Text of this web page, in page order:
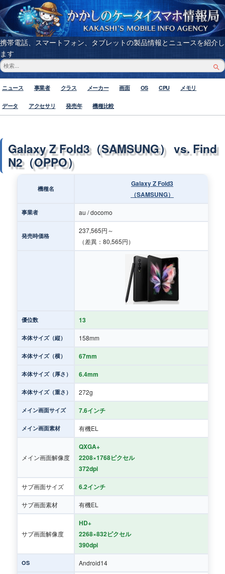
携帯電話、スマートフォン、タブレットの製品情報とニュースを紹介し
ます
ニュース 事業者 クラス メーカー 画面 OS CPU メモリ
データ アクセサリ 発売年 機種比較
Galaxy Z Fold3（SAMSUNG） vs. Find
N2（OPPO）
機種名
Galaxy Z Fold3
（SAMSUNG）
事業者 au / docomo
発売時価格
237,565円～
（差異：80,565円）
優位数 13
本体サイズ（縦） 158mm
本体サイズ（横） 67mm
本体サイズ（厚さ） 6.4mm
本体サイズ（重さ） 272g
メイン画面サイズ 7.6インチ
メイン画面素材 有機EL
メイン画面解像度
QXGA+
2208×1768ピクセル
372dpi
サブ画面サイズ 6.2インチ
サブ画面素材 有機EL
サブ画面解像度
HD+
2268×832ピクセル
390dpi
OS Android14